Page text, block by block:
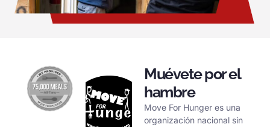
Muévete por el
hambre
Move For Hunger es una
organización nacional sin